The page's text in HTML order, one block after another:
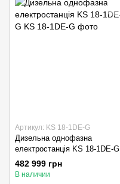
Артикул: KS 18-1DE-G
Дизельна однофазна
електростанція KS 18-1DE-G
482 999 грн
В наличии